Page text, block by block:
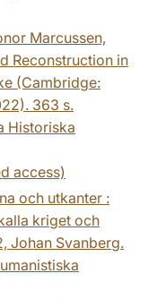
Marcussen,
Reconstruction in
(Cambridge:
363 s.
Historiska
access)
och utkanter :
kriget och
Johan Svanberg.